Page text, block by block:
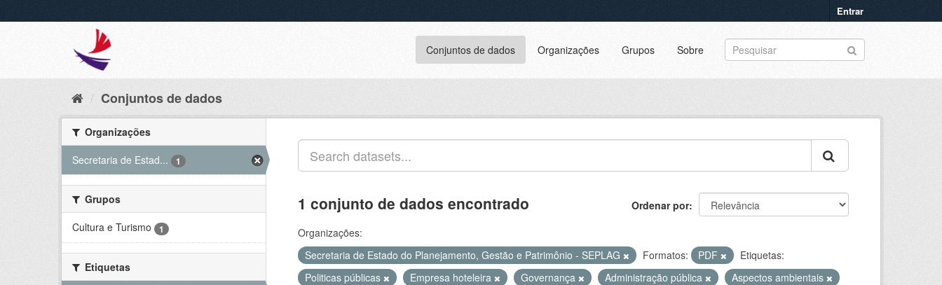
Entrar
Conjuntos de dados Organizações Grupos Sobre
Conjuntos de dados
Organizações
Secretaria de Estad...
1
Grupos
Cultura e Turismo
1
Etiquetas
Ordenar por
1 conjunto de dados encontrado
Organizações:
Secretaria de Estado do Planejamento, Gestão e Patrimônio - SEPLAG
Formatos: PDF
Etiquetas:
Politicas públicas
Empresa hoteleira Governança Administração pública
Aspectos ambientais